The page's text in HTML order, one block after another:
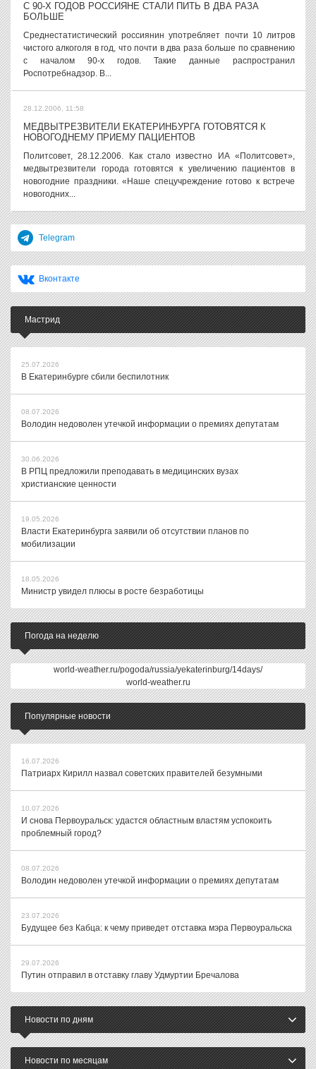
С 90-Х ГОДОВ РОССИЯНЕ СТАЛИ ПИТЬ В ДВА РАЗА
БОЛЬШЕ
Среднестатистический россиянин употребляет почти 10 литров
чистого алкоголя в год, что почти в два раза больше по сравнению
с началом 90-х годов. Такие данные распространил
Роспотребнадзор. В...
28.12.2006, 11:58
МЕДВЫТРЕЗВИТЕЛИ ЕКАТЕРИНБУРГА ГОТОВЯТСЯ К
НОВОГОДНЕМУ ПРИЕМУ ПАЦИЕНТОВ
Политсовет, 28.12.2006. Как стало известно ИА «Политсовет»,
медвытрезвители города готовятся к увеличению пациентов в
новогодние праздники. «Наше спецучреждение готово к встрече
новогодних...
Telegram
Вконтакте
Мастрид
25.07.2026
В Екатеринбурге сбили беспилотник
08.07.2026
Володин недоволен утечкой информации о премиях депутатам
30.06.2026
В РПЦ предложили преподавать в медицинских вузах
христианские ценности
19.05.2026
Власти Екатеринбурга заявили об отсутствии планов по
мобилизации
18.05.2026
Министр увидел плюсы в росте безработицы
Погода на неделю
world-weather.ru/pogoda/russia/yekaterinburg/14days/
world-weather.ru
Популярные новости
16.07.2026
Патриарх Кирилл назвал советских правителей безумными
10.07.2026
И снова Первоуральск: удастся областным властям успокоить
проблемный город?
08.07.2026
Володин недоволен утечкой информации о премиях депутатам
23.07.2026
Будущее без Кабца: к чему приведет отставка мэра Первоуральска
29.07.2026
Путин отправил в отставку главу Удмуртии Бречалова
Новости по дням
Новости по месяцам